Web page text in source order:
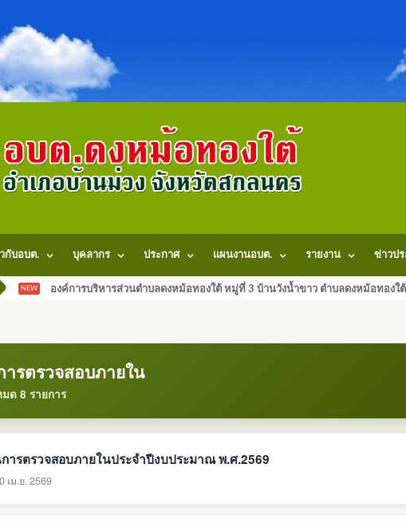
กับอบต. บุคลากร ประกาศ แผนงานอบต. รายงาน ข่าวป
NEW องค์การบริหารส่วนตำบลดงหม้อทองใต้ หมู่ที่ 3 บ้านวังน้ำขาว ตำบลดงหม้อทอง
ารตรวจสอบภายใน
ด 8 รายการ
ารตรวจสอบภายในประจำปีงบประมาณ พ.ศ.2569
เม.ย. 2569